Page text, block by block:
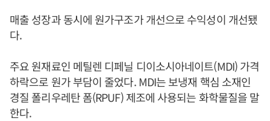
매출 성장과 동시에 원가구조가 개선으로 수익성이 개선됐
다.
주요 원재료인 메틸렌 디페닐 디이소시아네이트(MDI) 가격
하락으로 원가 부담이 줄었다. MDI는 보냉재 핵심 소재인
경질 폴리우레탄 폼(RPUF) 제조에 사용되는 화학물질을 말
한다.